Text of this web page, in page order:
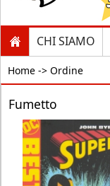
CHI SIAMO
Home -> Ordine
Fumetto